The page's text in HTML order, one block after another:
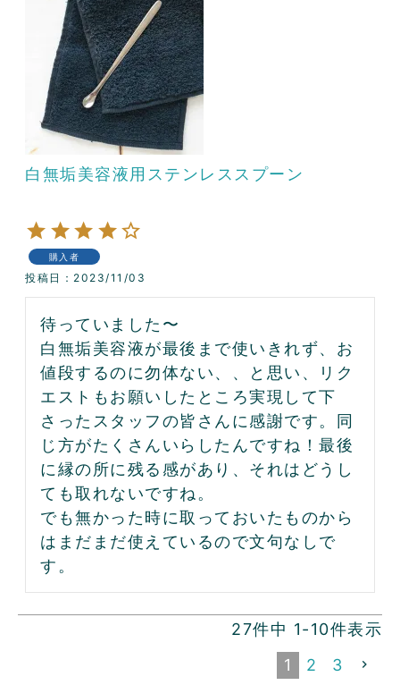
白無垢美容液用ステンレススプーン
購入者
投稿日 2023/11/03
待っていました〜
白無垢美容液が最後まで使いきれず、お
値段するのに勿体ない、、と思い、リク
エストもお願いしたところ実現して下
さったスタッフの皆さんに感謝です。同
じ方がたくさんいらしたんですね！最後
に縁の所に残る感があり、それはどうし
ても取れないですね。
でも無かった時に取っておいたものから
はまだまだ使えているので文句なしで
す。
27件中 1-10件表示
1
2 3